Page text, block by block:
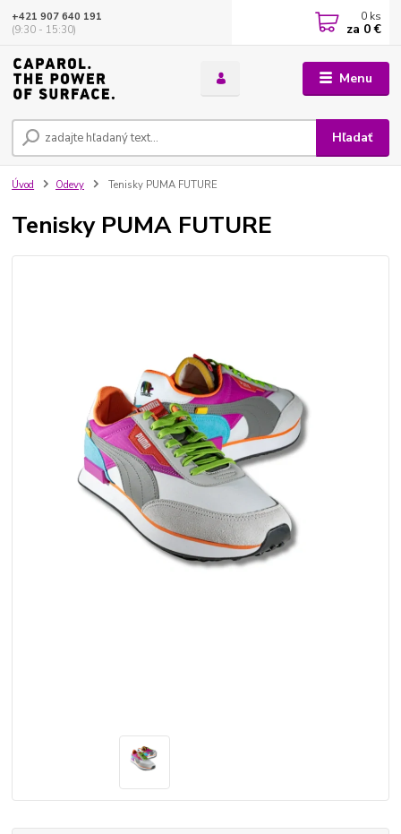
Menu
Hľadať
+421 907 640 191
(9:30 - 15:30)
0 ks
za 0 €
Úvod Odevy Tenisky PUMA FUTURE
Tenisky PUMA FUTURE